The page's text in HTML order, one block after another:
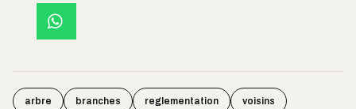
arbre branches reglementation voisins